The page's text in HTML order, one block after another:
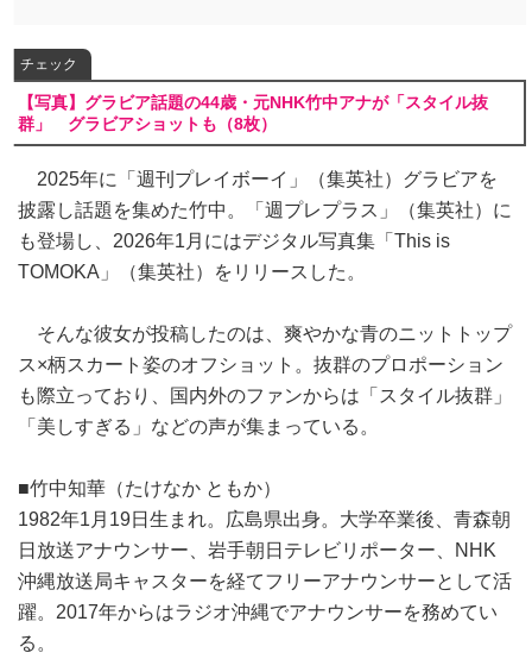
チェック
【写真】グラビア話題の44歳・元NHK竹中アナが「スタイル抜
群」 グラビアショットも（8枚）
2025年に「週刊プレイボーイ」（集英社）グラビアを
披露し話題を集めた竹中。「週プレプラス」（集英社）に
も登場し、2026年1月にはデジタル写真集「This is
TOMOKA」（集英社）をリリースした。
そんな彼女が投稿したのは、爽やかな青のニットトップ
ス×柄スカート姿のオフショット。抜群のプロポーション
も際立っており、国内外のファンからは「スタイル抜群」
「美しすぎる」などの声が集まっている。
■竹中知華（たけなか ともか）
1982年1月19日生まれ。広島県出身。大学卒業後、青森朝
日放送アナウンサー、岩手朝日テレビリポーター、NHK
沖縄放送局キャスターを経てフリーアナウンサーとして活
躍。2017年からはラジオ沖縄でアナウンサーを務めてい
る。